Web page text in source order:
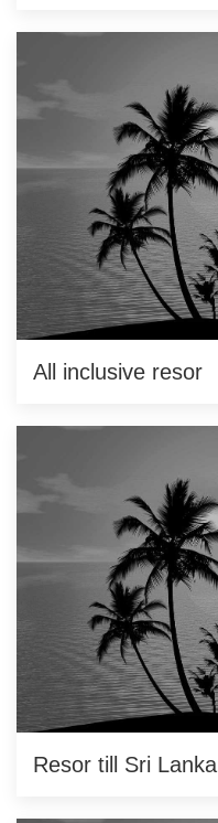
All inclusive resor
Resor till Sri Lanka